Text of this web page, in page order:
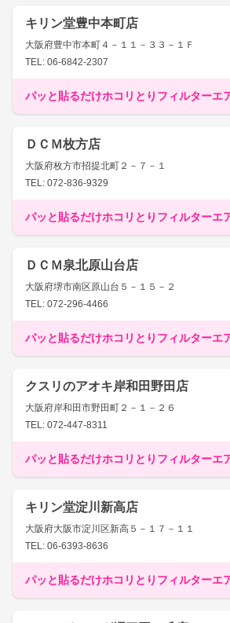
キリン堂豊中本町店
大阪府豊中市本町４－１１－３３－１Ｆ
TEL: 06-6842-2307
パッと貼るだけホコリとりフィルターエ
ＤＣＭ枚方店
大阪府枚方市招提北町２－７－１
TEL: 072-836-9329
パッと貼るだけホコリとりフィルターエ
ＤＣＭ泉北原山台店
大阪府堺市南区原山台５－１５－２
TEL: 072-296-4466
パッと貼るだけホコリとりフィルターエ
クスリのアオキ岸和田野田店
大阪府岸和田市野田町２－１－２６
TEL: 072-447-8311
パッと貼るだけホコリとりフィルターエ
キリン堂淀川新高店
大阪府大阪市淀川区新高５－１７－１１
TEL: 06-6393-8636
パッと貼るだけホコリとりフィルターエ